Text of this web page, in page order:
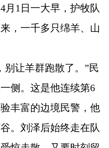
月1日一大早，护牧队
，一千多只绵羊、山
别让羊群跑散了。”民
侧。这是他连续第6
丰富的边境民警，他
。刘泽后始终走在队